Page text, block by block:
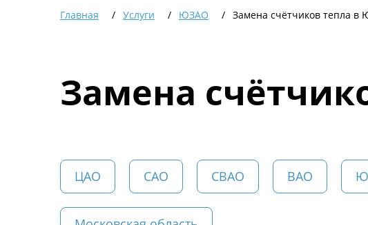
Главная Услуги ЮЗАО Замена счётчиков тепла в
Замена
ЦАО САО СВАО ВАО